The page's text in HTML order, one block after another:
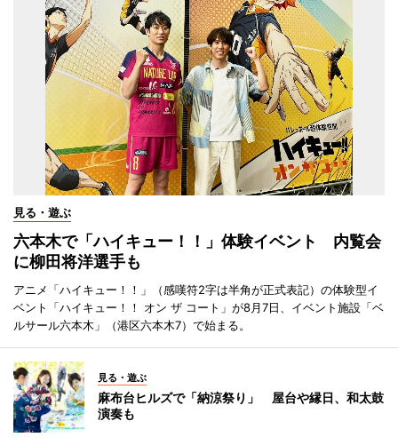
見る・遊ぶ
六本木で「ハイキュー！！」体験イベント 内覧会
に柳田将洋選手も
アニメ「ハイキュー！！」（感嘆符2字は半角が正式表記）の体験型イ
ベント「ハイキュー！！ オン ザ コート」が8月7日、イベント施設「ベ
ルサール六本木」（港区六本木7）で始まる。
見る・遊ぶ
麻布台ヒルズで「納涼祭り」 屋台や縁日、和太鼓
演奏も